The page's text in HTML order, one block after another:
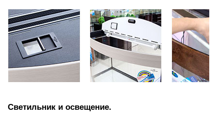
Светильник и освещение.